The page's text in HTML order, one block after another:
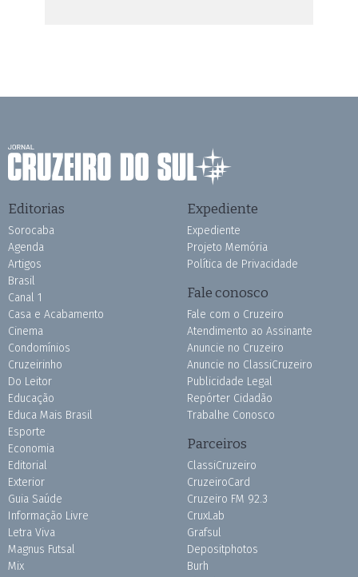
Editorias
Sorocaba
Agenda
Artigos
Brasil
Canal 1
Casa e Acabamento
Cinema
Condomínios
Cruzeirinho
Do Leitor
Educação
Educa Mais Brasil
Esporte
Economia
Editorial
Exterior
Guia Saúde
Informação Livre
Letra Viva
Magnus Futsal
Mix
Expediente
Expediente
Projeto Memória
Política de Privacidade
Fale conosco
Fale com o Cruzeiro
Atendimento ao Assinante
Anuncie no Cruzeiro
Anuncie no ClassiCruzeiro
Publicidade Legal
Repórter Cidadão
Trabalhe Conosco
Parceiros
ClassiCruzeiro
CruzeiroCard
Cruzeiro FM 92.3
CruxLab
Grafsul
Depositphotos
Burh